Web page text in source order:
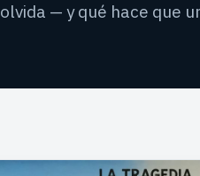
olvida — y qué hace que